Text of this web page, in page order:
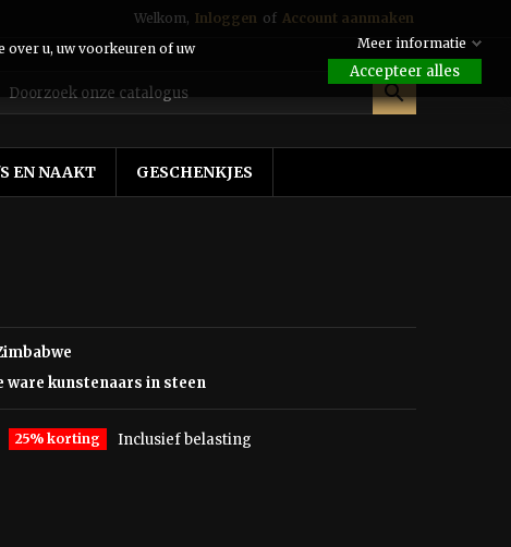
Welkom, Inloggen of Account aanmaken

EN NAAKT GESCHENKJES
ware kunstenaars in steen
25% korting Inclusief belasting
over u, uw voorkeuren of uw
Meer informatie
Accepteer alles